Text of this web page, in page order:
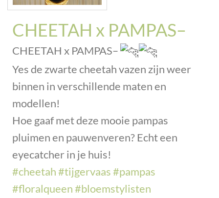
CHEETAH x PAMPAS–
CHEETAH x PAMPAS–
Yes de zwarte cheetah vazen zijn weer
binnen in verschillende maten en
modellen!
Hoe gaaf met deze mooie pampas
pluimen en pauwenveren? Echt een
eyecatcher in je huis!
#cheetah#tijgervaas#pampas
#floralqueen#bloemstylisten